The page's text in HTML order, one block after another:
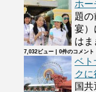
ホー
題
宴）
はま
7,032ビュー 0件のコメント
ベト
クに
国